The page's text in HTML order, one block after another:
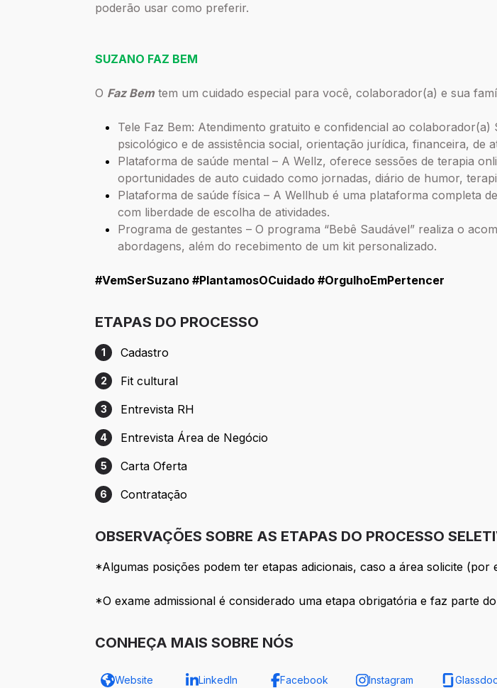
poderão usar como preferir.
SUZANO FAZ BEM
O Faz Bem tem um cuidado especial para você, colaborador(a) e sua
Tele Faz Bem: Atendimento gratuito e confidencial ao
psicológico e de assistência social, orientação jurídica, financeira, de
Plataforma de saúde mental – A Wellz, oferece sessões de terapia
oportunidades de auto cuidado como jornadas, diário de humor,
Plataforma de saúde física – A Wellhub é uma plataforma completa
com liberdade de escolha de atividades.
Programa de gestantes – O programa “Bebê Saudável” realiza o
abordagens, além do recebimento de um kit personalizado.
#VemSerSuzano #PlantamosOCuidado #OrgulhoEmPertencer
ETAPAS DO PROCESSO
Etapa 1: Cadastro
1 Cadastro
Etapa 2: Fit cultural
2 Fit cultural
Etapa 3: Entrevista RH
3 Entrevista RH
Etapa 4: Entrevista Área de Negócio
4 Entrevista Área de Negócio
Etapa 5: Carta Oferta
5 Carta Oferta
Etapa 6: Contratação
6 Contratação
OBSERVAÇÕES SOBRE AS ETAPAS DO PROCESSO
*Algumas posições podem ter etapas adicionais, caso a área solicite (por
*O exame admissional é considerado uma etapa obrigatória e faz parte
CONHEÇA MAIS SOBRE NÓS
Website LinkedIn Facebook Instagram